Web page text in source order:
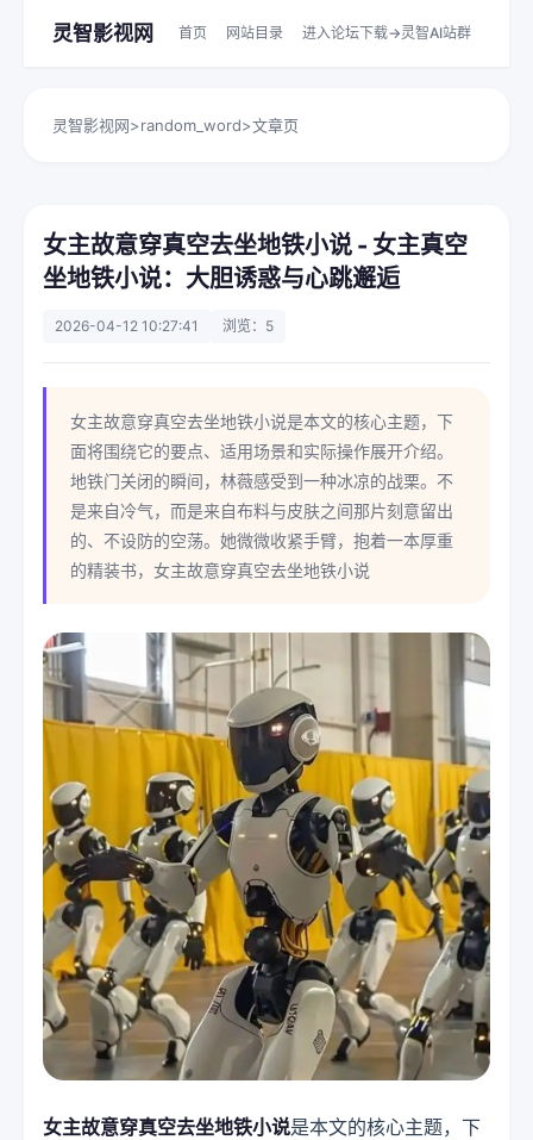
灵智影视网 首页 网站目录 进入论坛下载->灵智AI站群
灵智影视网>random_word>文章页
女主故意穿真空去坐地铁小说 - 女主真空
坐地铁小说：大胆诱惑与心跳邂逅
2026-04-12 10:27:41 浏览：5
女主故意穿真空去坐地铁小说是本文的核心主题，下
面将围绕它的要点、适用场景和实际操作展开介绍。
地铁门关闭的瞬间，林薇感受到一种冰凉的战栗。不
是来自冷气，而是来自布料与皮肤之间那片刻意留出
的、不设防的空荡。她微微收紧手臂，抱着一本厚重
的精装书，女主故意穿真空去坐地铁小说
女主故意穿真空去坐地铁小说是本文的核心主题，下